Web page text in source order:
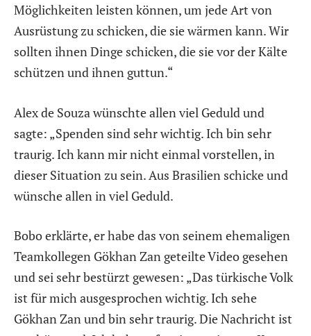
Möglichkeiten leisten können, um jede Art von
Ausrüstung zu schicken, die sie wärmen kann. Wir
sollten ihnen Dinge schicken, die sie vor der Kälte
schützen und ihnen guttun.“
Alex de Souza wünschte allen viel Geduld und
sagte: „Spenden sind sehr wichtig. Ich bin sehr
traurig. Ich kann mir nicht einmal vorstellen, in
dieser Situation zu sein. Aus Brasilien schicke und
wünsche allen in viel Geduld.
Bobo erklärte, er habe das von seinem ehemaligen
Teamkollegen Gökhan Zan geteilte Video gesehen
und sei sehr bestürzt gewesen: „Das türkische Volk
ist für mich ausgesprochen wichtig. Ich sehe
Gökhan Zan und bin sehr traurig. Die Nachricht ist